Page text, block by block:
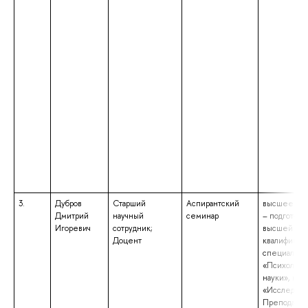
3.
Дубров
Дмитрий
Игоревич
Старший
научный
сотрудник;
Доцент
Аспирантский
семинар
высшее
–
высшей
науки»,